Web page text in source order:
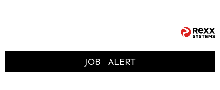
JOB ALERT